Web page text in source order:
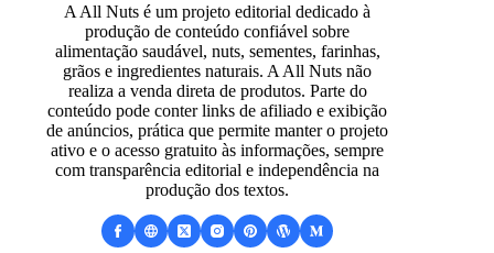
A All Nuts é um projeto editorial dedicado à
produção de conteúdo confiável sobre
alimentação saudável, nuts, sementes, farinhas,
grãos e ingredientes naturais. A All Nuts não
realiza a venda direta de produtos. Parte do
conteúdo pode conter links de afiliado e exibição
de anúncios, prática que permite manter o projeto
ativo e o acesso gratuito às informações, sempre
com transparência editorial e independência na
produção dos textos.